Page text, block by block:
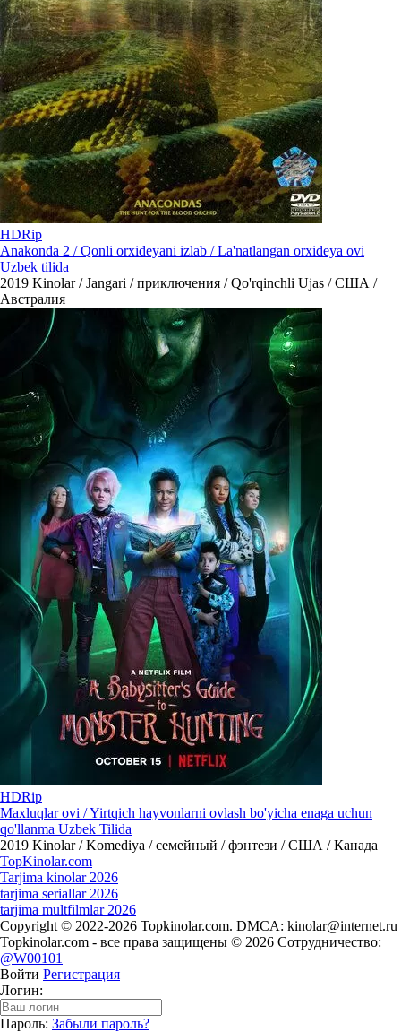
HDRip
Anakonda 2 / Qonli orxideyani izlab / La'natlangan orxideya ovi
Uzbek tilida
2019 Kinolar / Jangari / приключения / Qo'rqinchli Ujas / США /
Австралия
HDRip
Maxluqlar ovi / Yirtqich hayvonlarni ovlash bo'yicha enaga uchun
qo'llanma Uzbek Tilida
2019 Kinolar / Komediya / семейный / фэнтези / США / Канада
TopKinolar.com
Tarjima kinolar 2026
tarjima seriallar 2026
tarjima multfilmlar 2026
Copyright © 2022-2026 Topkinolar.com. DMCA: kinolar@internet.ru
Topkinolar.com - все права защищены © 2026 Сотрудничество:
@W00101
Войти Регистрация
Логин:
Пароль: Забыли пароль?